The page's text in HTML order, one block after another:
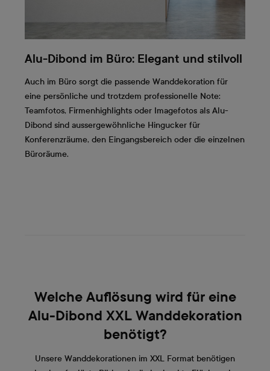
Alu-Dibond im Büro: Elegant und stilvoll
Auch im Büro sorgt die passende Wanddekoration für
eine persönliche und trotzdem professionelle Note:
Teamfotos, Firmenhighlights oder Imagefotos als Alu-
Dibond sind aussergewöhnliche Hingucker für
Konferenzräume, den Eingangsbereich oder die einzelnen
Büroräume.
Welche Auflösung wird für eine
Alu-Dibond XXL Wanddekoration
benötigt?
Unsere Wanddekorationen im XXL Format benötigen